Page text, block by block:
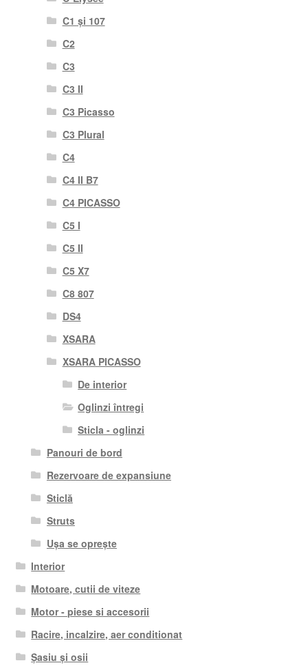
C1 și 107
C2
C3
C3 II
C3 Picasso
C3 Plural
C4
C4 II B7
C4 PICASSO
C5 I
C5 II
C5 X7
C8 807
DS4
XSARA
XSARA PICASSO
De interior
Oglinzi întregi
Sticla - oglinzi
Panouri de bord
Rezervoare de expansiune
Sticlă
Struts
Ușa se oprește
Interior
Motoare, cutii de viteze
Motor - piese si accesorii
Racire, incalzire, aer conditionat
Șasiu și osii